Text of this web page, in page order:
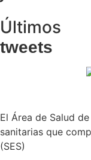
Últimos
tweets
El Área de Salud
sanitarias que
(SES)